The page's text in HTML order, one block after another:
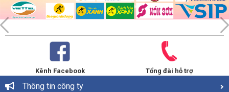
Kênh Facebook Tổng đài hỗ trợ
Thông tin công ty